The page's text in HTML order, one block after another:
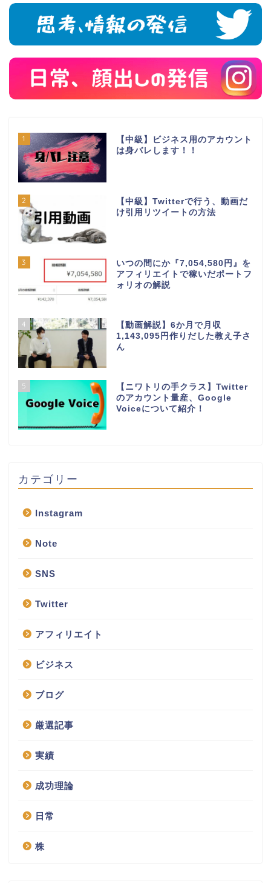
1
【中級】ビジネス用のアカウント
は身バレします！！
2
【中級】Twitterで行う、動画だ
け引用リツイートの方法
3
いつの間にか『7,054,580円』を
アフィリエイトで稼いだポートフ
ォリオの解説
4
【動画解説】6か月で月収
1,143,095円作りだした教え子さ
ん
5
【ニワトリの手クラス】Twitter
のアカウント量産、Google
Voiceについて紹介！
カテゴリー
Instagram
Note
SNS
Twitter
アフィリエイト
ビジネス
ブログ
厳選記事
実績
成功理論
日常
株